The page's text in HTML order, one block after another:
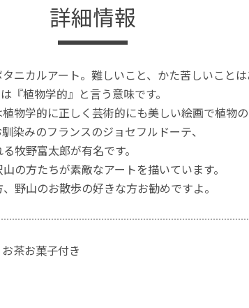
詳細情報
ニカルアート。難しいこと、かた苦しいこと
植物学的』と言う意味です。
物学的に正しく芸術的にも美しい絵画で植物
染みのフランスのジョセフルドーテ、
牧野富太郎が有名です。
の方たちが素敵なアートを描いています。
野山のお散歩の好きな方お勧めですよ。
茶お菓子付き